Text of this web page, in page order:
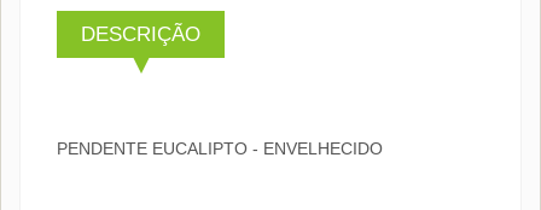
DESCRIÇÃO
PENDENTE EUCALIPTO - ENVELHECIDO